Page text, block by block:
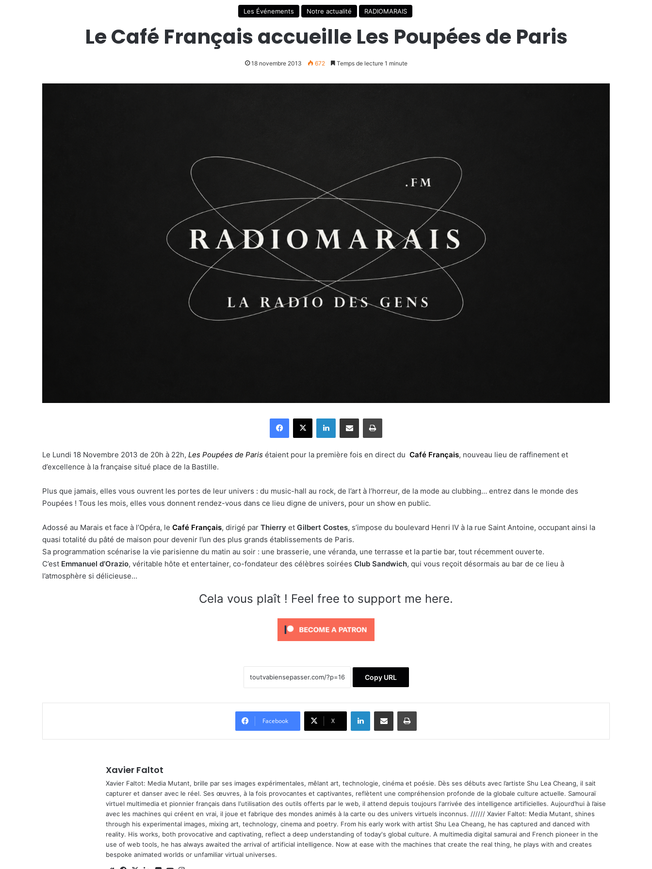
Les Événements Notre actualité RADIOMARAIS
Le Café Français accueille Les Poupées de Paris
18 novembre 2013 672 Temps de lecture 1 minute
Le Lundi 18 Novembre 2013 de 20h à 22h, Les Poupées de Paris étaient pour la première fois en direct du Café Français, nouveau lieu de raffinement et
d’excellence à la française situé place de la Bastille.
Plus que jamais, elles vous ouvrent les portes de leur univers : du music-hall au rock, de l’art à l’horreur, de la mode au clubbing… entrez dans le monde des
Poupées ! Tous les mois, elles vous donnent rendez-vous dans ce lieu digne de univers, pour un show en public.
Adossé au Marais et face à l’Opéra, le Café Français, dirigé par Thierry et Gilbert Costes, s’impose du boulevard Henri IV à la rue Saint Antoine, occupant ainsi la
quasi totalité du pâté de maison pour devenir l’un des plus grands établissements de Paris.
Sa programmation scénarise la vie parisienne du matin au soir : une brasserie, une véranda, une terrasse et la partie bar, tout récemment ouverte.
C’est Emmanuel d’Orazio, véritable hôte et entertainer, co-fondateur des célèbres soirées Club Sandwich, qui vous reçoit désormais au bar de ce lieu à
l’atmosphère si délicieuse…
Cela vous plaît ! Feel free to support me here.
Copy URL
Facebook X
Xavier Faltot
Xavier Faltot: Media Mutant, brille par ses images expérimentales, mêlant art, technologie, cinéma et poésie. Dès ses débuts avec l’artiste Shu Lea Cheang, il sait
capturer et danser avec le réel. Ses œuvres, à la fois provocantes et captivantes, reflètent une compréhension profonde de la globale culture actuelle. Samouraï
virtuel multimedia et pionnier français dans l'utilisation des outils offerts par le web, il attend depuis toujours l'arrivée des intelligence artificielles. Aujourd’hui à l’aise
avec les machines qui créent en vrai, il joue et fabrique des mondes animés à la carte ou des univers virtuels inconnus. ////// Xavier Faltot: Media Mutant, shines
through his experimental images, mixing art, technology, cinema and poetry. From his early work with artist Shu Lea Cheang, he has captured and danced with
reality. His works, both provocative and captivating, reflect a deep understanding of today's global culture. A multimedia digital samurai and French pioneer in the
use of web tools, he has always awaited the arrival of artificial intelligence. Now at ease with the machines that create the real thing, he plays with and creates
bespoke animated worlds or unfamiliar virtual universes.